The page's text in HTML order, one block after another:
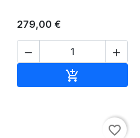
279,00 €
 

favorite_border